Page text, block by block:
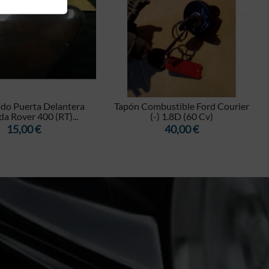
Puerta Delantera
Rover 400 (RT)...
Precio
15,00 €
Tapón Combustible Ford Courier
(-) 1.8D (60 Cv)
Precio
40,00 €
